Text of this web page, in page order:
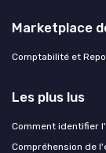
Marketplace
Comptabilité et
Les plus lus
Comment identifier
Compréhension de